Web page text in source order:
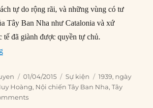
tự do rộng rãi, và những vùng có tư
Tây Ban Nha như Catalonia và xứ
tế đã giành được quyền tự chủ.
“01/04/1939: Nội chiến Tây Ban Nha kết thúc”
Posted
on
01/04/2015 Categories
Sự kiện Tags
1939, ngày
Hoàng, Nội chiến Tây Ban Nha,Tây